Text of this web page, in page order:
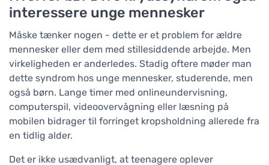
interessere unge mennesker
Måske tænker nogen - dette er et problem for ældre
mennesker eller dem med stillesiddende arbejde. Men
virkeligheden er anderledes. Stadig oftere møder man
dette syndrom hos unge mennesker, studerende, men
også børn. Lange timer med onlineundervisning,
computerspil, videoovervågning eller læsning på
mobilen bidrager til forringet kropsholdning allerede fra
en tidlig alder.
Det er ikke usædvanligt, at teenagere oplever